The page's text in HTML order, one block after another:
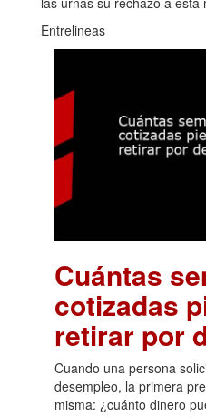
Entrelineas
Cuántas
cotizadas
retirar por
Cuando una persona
desempleo, la primera
misma: ¿cuánto dinero